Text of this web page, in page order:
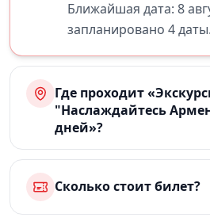
Ближайшая дата: 8
запланировано 4 даты.
Где проходит
"Наслаждайтесь
дней»?
Сколько стоит билет?